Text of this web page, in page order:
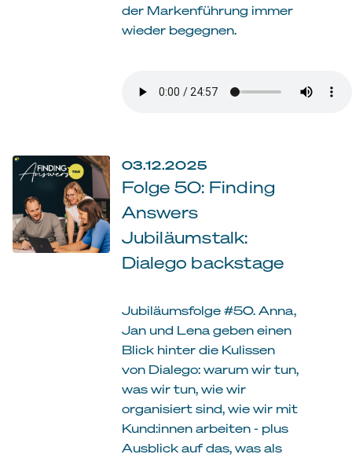
der Markenführung immer
wieder begegnen.
03.12.2025
Folge 50: Finding
Answers
Jubiläumstalk:
Dialego backstage
Jubiläumsfolge #50. Anna,
Jan und Lena geben einen
Blick hinter die Kulissen
von Dialego: warum wir tun,
was wir tun, wie wir
organisiert sind, wie wir mit
Kund:innen arbeiten - plus
Ausblick auf das, was als